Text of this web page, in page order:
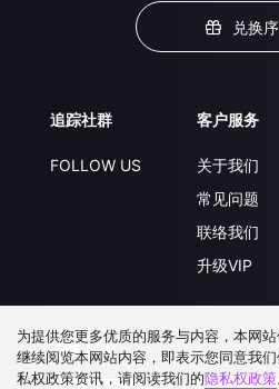
兑换
追踪社群
FOLLOW US
客户服务
关于我们
常见问题
联络我们
升级VIP
下载 APP
为提供您更多优质的服务与内容，本网
继续阅览本网站内容，即表示您同意我
私权政策资讯，请阅读我们的隐私权政策